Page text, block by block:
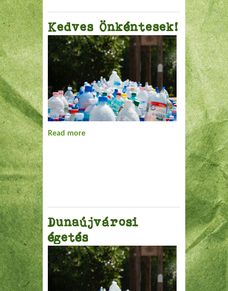
Kedves Önkéntesek!
Read more
Dunaújvárosi
égetés